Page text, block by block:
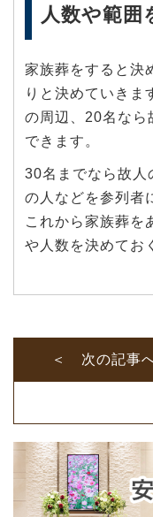
人数や範囲
家族葬をすると決
りと決めていきま
の周辺、20名なら
できます。
30名までなら故人
の人などを参列者
これから家族葬を
や人数を決めてお
＜ 次の記事